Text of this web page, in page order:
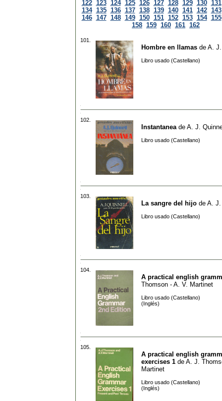
122 123 124 125 126 127 128 129 130 131
134 135 136 137 138 139 140 141 142 143
146 147 148 149 150 151 152 153 154 155
158 159 160 161 162
101.
Hombre en llamas de A.
Libro usado (Castellano)
102.
Instantanea de A. J.
Libro usado (Castellano)
103.
La sangre del hijo de A. J.
Libro usado (Castellano)
104.
A practical english
Thomson - A. V. Martinet
Libro usado (Castellano)
(Inglés)
105.
A practical english
exercises 1 de A. J.
Martinet
Libro usado (Castellano)
(Inglés)